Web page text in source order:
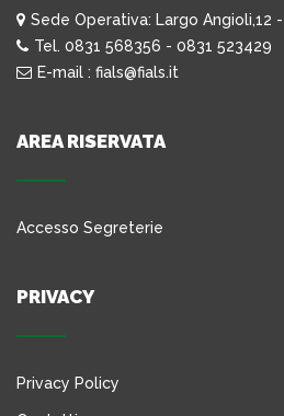
Sede Operativa: Largo Angioli,12
Tel. 0831 568356 - 0831 523429
E-mail : fials@fials.it
AREA RISERVATA
Accesso Segreterie
PRIVACY
Privacy Policy